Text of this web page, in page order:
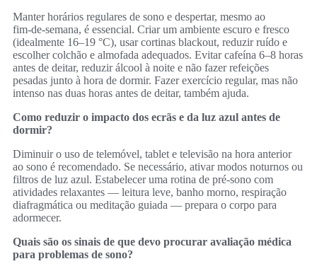
Manter horários regulares de sono e despertar, mesmo ao
fim‑de‑semana, é essencial. Criar um ambiente escuro e fresco
(idealmente 16–19 °C), usar cortinas blackout, reduzir ruído e
escolher colchão e almofada adequados. Evitar cafeína 6–8 horas
antes de deitar, reduzir álcool à noite e não fazer refeições
pesadas junto à hora de dormir. Fazer exercício regular, mas não
intenso nas duas horas antes de deitar, também ajuda.
Como reduzir o impacto dos ecrãs e da luz azul antes de
dormir?
Diminuir o uso de telemóvel, tablet e televisão na hora anterior
ao sono é recomendado. Se necessário, ativar modos noturnos ou
filtros de luz azul. Estabelecer uma rotina de pré‑sono com
atividades relaxantes — leitura leve, banho morno, respiração
diafragmática ou meditação guiada — prepara o corpo para
adormecer.
Quais são os sinais de que devo procurar avaliação médica
para problemas de sono?